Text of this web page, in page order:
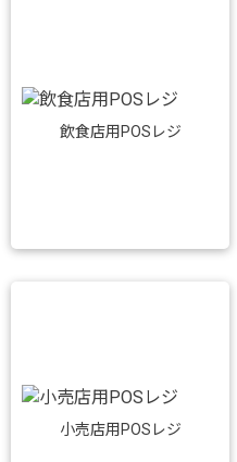
飲食店用POSレジ
小売店用POSレジ